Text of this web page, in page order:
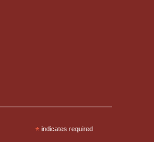
* indicates required